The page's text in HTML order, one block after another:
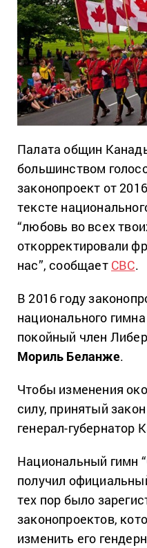
Палата общин
большинством
законопроект от
тексте
“любовь во всех
откорректировали
нас”, сообщает CBC.
В 2016 году
национального
покойный член
Мориль Беланже.
Чтобы изменения
силу, принятый
генерал-губернатор
Национальный гимн
получил
тех пор было
законопроектов,
изменить его